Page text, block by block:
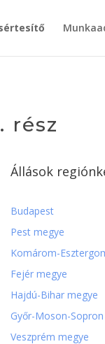
rész
Állások
Budapest
Pest megye
Komárom-
Fejér megye
Hajdú-Bihar megye
Győr-Moson-
Veszprém megye